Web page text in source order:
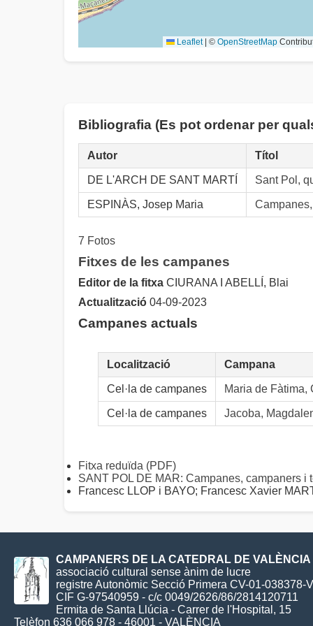
Leaflet © OpenStreetMap
Bibliografia (Es pot ordenar per
Autor Títol
DE L'ARCH DE SANT MARTÍ Sant Pol,
ESPINÀS, Josep Maria
7 Fotos
Fitxes de les campanes
Editor de la fitxa CIURANA I ABELLÍ, Blai
Actualització 04-09-2023
Campanes actuals
Localització Campana
Cel·la de campanes Maria de Fàtima,
Cel·la de campanes Jacoba,
Fitxa reduïda (PDF)
SANT POL DE MAR: Campanes, campaners i
Francesc LLOP i BAYO; Francesc Xavier
CAMPANERS DE LA CATEDRAL DE VALÈNCIA
associació cultural sense ànim de lucre
registre Autonòmic Secció Primera CV-01-038378-V
CIF G-97540959 - c/c 0049/2626/86/2814120711
Ermita de Santa Llúcia - Carrer de l'Hospital, 15
Telèfon 636 066 978 - 46001 - VALÈNCIA